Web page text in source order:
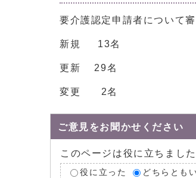
要介護認定申請者について審
新規 13名
更新 29名
変更 2名
ご意見をお聞かせください
このページは役に立ちました
役に立った どちらとも